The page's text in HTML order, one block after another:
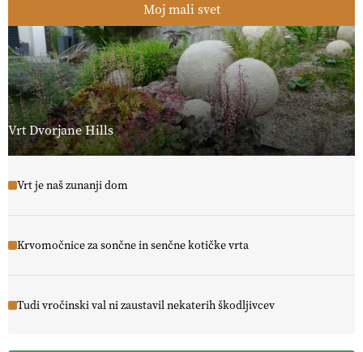
Moj mali svet
Vrt Dvorjane Hills
Vrt je naš zunanji dom
Krvomočnice za sončne in senčne kotičke vrta
Tudi vročinski val ni zaustavil nekaterih škodljivcev